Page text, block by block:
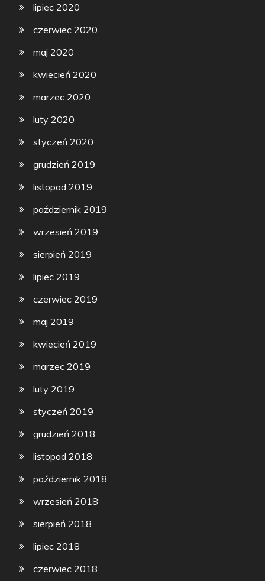
lipiec 2020
czerwiec 2020
maj 2020
kwiecień 2020
marzec 2020
luty 2020
styczeń 2020
grudzień 2019
listopad 2019
październik 2019
wrzesień 2019
sierpień 2019
lipiec 2019
czerwiec 2019
maj 2019
kwiecień 2019
marzec 2019
luty 2019
styczeń 2019
grudzień 2018
listopad 2018
październik 2018
wrzesień 2018
sierpień 2018
lipiec 2018
czerwiec 2018